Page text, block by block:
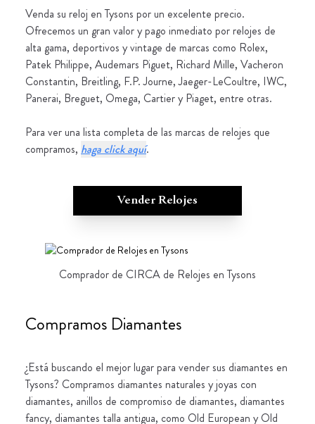
Venda su reloj en Tysons por un excelente precio.
Ofrecemos un gran valor y pago inmediato por relojes de
alta gama, deportivos y vintage de marcas como Rolex,
Patek Philippe, Audemars Piguet, Richard Mille, Vacheron
Constantin, Breitling, F.P. Journe, Jaeger-LeCoultre, IWC,
Panerai, Breguet, Omega, Cartier y Piaget, entre otras.
Para ver una lista completa de las marcas de relojes que
compramos, haga click aquí.
Vender Relojes
Comprador de CIRCA de Relojes en Tysons
Compramos Diamantes
¿Está buscando el mejor lugar para vender sus diamantes en
Tysons? Compramos diamantes naturales y joyas con
diamantes, anillos de compromiso de diamantes, diamantes
fancy, diamantes talla antigua, como Old European y Old